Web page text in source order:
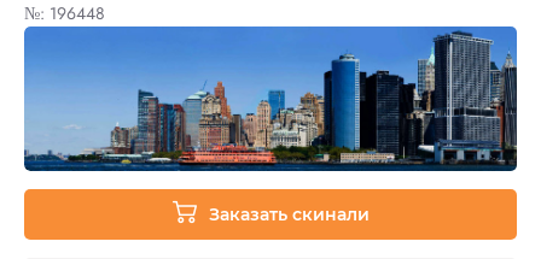
№: 196448
Заказать скинали